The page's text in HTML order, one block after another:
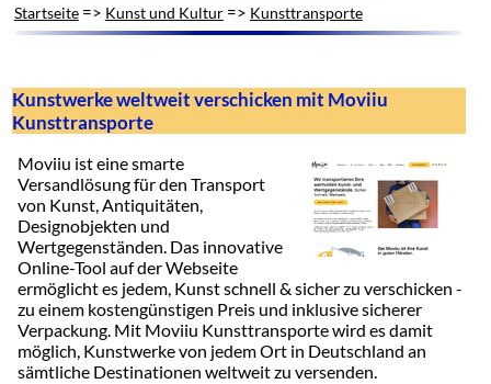
Startseite=> Kunst und Kultur=> Kunsttransporte
Kunstwerke weltweit verschicken mit Moviiu
Kunsttransporte
Moviiu ist eine smarte
Versandlösung für den Transport
von Kunst, Antiquitäten,
Designobjekten und
Wertgegenständen. Das innovative
Online-Tool auf der Webseite
ermöglicht es jedem, Kunst schnell & sicher zu verschicken -
zu einem kostengünstigen Preis und inklusive sicherer
Verpackung. Mit Moviiu Kunsttransporte wird es damit
möglich, Kunstwerke von jedem Ort in Deutschland an
sämtliche Destinationen weltweit zu versenden.